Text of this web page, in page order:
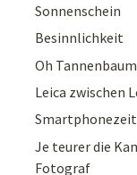
Sonnenschein
Besinnlichkeit
Oh
Leica zwischen
Smartphonezeit
Je teurer die
Fotograf